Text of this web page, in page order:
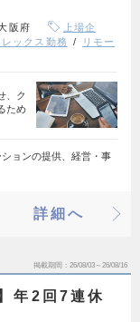
阪府
上場企
レックス勤務
リモー
、ク
ため
ョンの提供、経営・事
詳細へ
掲載期間 26/08/03～26/08/16
年2回7連休